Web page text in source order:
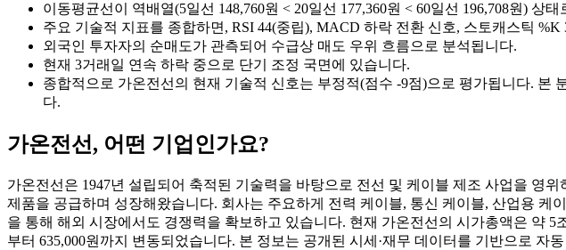
이동평균선이 역배열(5일선 148,760원 < 20일선 177,360원 < 60일선 196,708원) 상
주요 기술적 지표를 종합하면, RSI 44(중립), MACD 하락 전환 신호, 스토캐스틱
외국인 투자자의 순매도가 관측되어 수급상 매도 우위 흐름으로 분석됩니다.
현재 3거래일 연속 하락 중으로 단기 조정 국면에 있습니다.
종합적으로 가온전선의 현재 기술적 신호는 부정적(점수 -9점)으로 평가됩니다. 본
다.
가온전선, 어떤 기업인가요?
가온전선은 1947년 설립되어 축적된 기술력을 바탕으로 전선 및 케이블 제조 사업을 영
제품을 공급하며 성장해왔습니다. 회사는 주요하게 전력 케이블, 통신 케이블, 산업용
을 통해 해외 시장에서도 경쟁력을 확보하고 있습니다. 현재 가온전선의 시가총액은 약 5
부터 635,000원까지 변동되었습니다. 본 정보는 공개된 시세·재무 데이터를 기반으로 자